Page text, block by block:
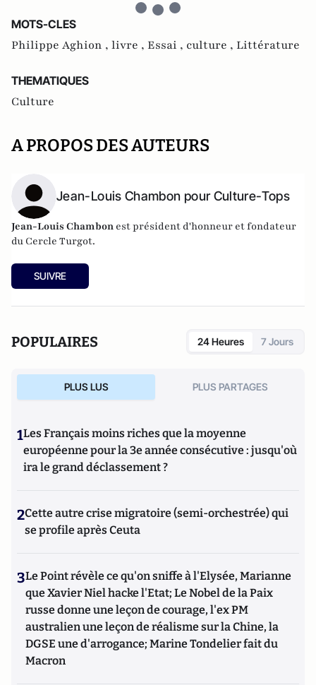
MOTS-CLES
Philippe Aghion , livre , Essai , culture , Littérature
THEMATIQUES
Culture
A PROPOS DES AUTEURS
Jean-Louis Chambon pour Culture-Tops
Jean-Louis Chambon est président d'honneur et fondateur
du Cercle Turgot.
SUIVRE
POPULAIRES 24 Heures 7 Jours
PLUS LUS PLUS PARTAGES
1Les Français moins riches que la moyenne
européenne pour la 3e année consécutive : jusqu'où
ira le grand déclassement ?
2Cette autre crise migratoire (semi-orchestrée) qui
se profile après Ceuta
3Le Point révèle ce qu'on sniffe à l'Elysée, Marianne
que Xavier Niel hacke l'Etat; Le Nobel de la Paix
russe donne une leçon de courage, l'ex PM
australien une leçon de réalisme sur la Chine, la
DGSE une d'arrogance; Marine Tondelier fait du
Macron